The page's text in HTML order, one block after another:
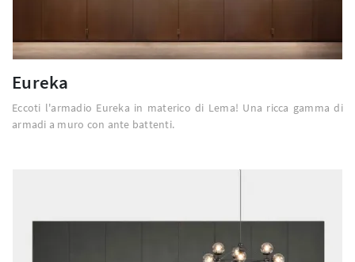
Eureka
Eccoti l'armadio Eureka in materico di Lema! Una ricca gamma di
armadi a muro con ante battenti.